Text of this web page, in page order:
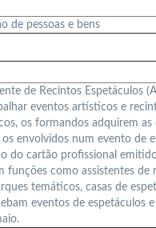
de pessoas e bens
de Recintos Espetáculos
eventos artísticos e
os formandos adquirem as
envolvidos num evento de
do cartão profissional
funções como assistentes
temáticos, casas de
eventos de espetáculos